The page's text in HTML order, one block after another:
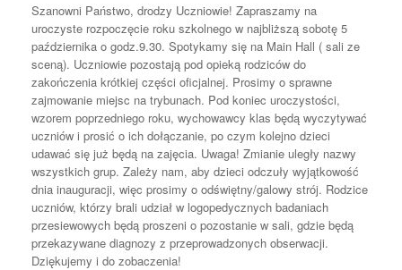
Szanowni Państwo, drodzy Uczniowie! Zapraszamy na
uroczyste rozpoczęcie roku szkolnego w najbliższą sobotę 5
października o godz.9.30. Spotykamy się na Main Hall ( sali ze
sceną). Uczniowie pozostają pod opieką rodziców do
zakończenia krótkiej części oficjalnej. Prosimy o sprawne
zajmowanie miejsc na trybunach. Pod koniec uroczystości,
wzorem poprzedniego roku, wychowawcy klas będą wyczytywać
uczniów i prosić o ich dołączanie, po czym kolejno dzieci
udawać się już będą na zajęcia. Uwaga! Zmianie uległy nazwy
wszystkich grup. Zależy nam, aby dzieci odczuły wyjątkowość
dnia inauguracji, więc prosimy o odświętny/galowy strój. Rodzice
uczniów, którzy brali udział w logopedycznych badaniach
przesiewowych będą proszeni o pozostanie w sali, gdzie będą
przekazywane diagnozy z przeprowadzonych obserwacji.
Dziękujemy i do zobaczenia!